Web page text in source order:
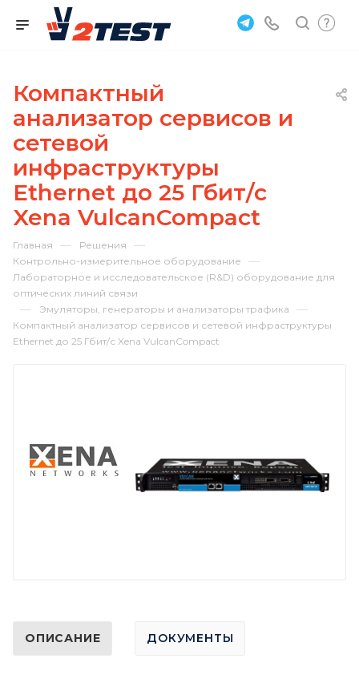
Компактный
анализатор сервисов и
сетевой
инфраструктуры
Ethernet до 25 Гбит/с
Xena VulcanCompact
Главная — Решения —
Контрольно-измерительное оборудование —
Лабораторное и исследовательское (R&D) оборудование для
оптических линий связи
— Эмуляторы, генераторы и анализаторы трафика —
Компактный анализатор сервисов и сетевой инфраструктуры
Ethernet до 25 Гбит/с Xena VulcanCompact
ОПИСАНИЕ ДОКУМЕНТЫ